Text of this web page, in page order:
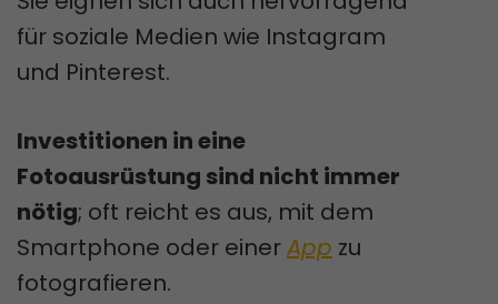
für soziale Medien wie Instagram
und Pinterest.
Investitionen in eine
Fotoausrüstung sind nicht immer
nötig; oft reicht es aus, mit dem
Smartphone oder einerApp zu
fotografieren.